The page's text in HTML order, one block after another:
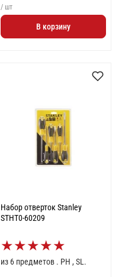
/ шт
В корзину
Набор отверток Stanley
STHT0-60209
★★★★★
из 6 предметов . PH , SL.